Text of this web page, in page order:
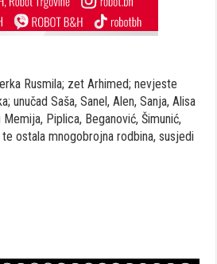
Rusmila; zet Arhimed; nevjeste
unučad Saša, Sanel, Alen, Sanja, Alisa
Piplica, Beganović, Šimunić,
ostala mnogobrojna rodbina, susjedi